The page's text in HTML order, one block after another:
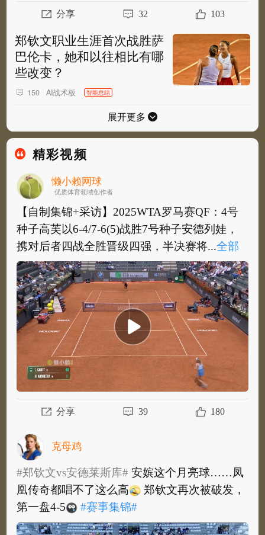
分享 32 103
郑钦文职业生涯首次战胜萨
巴伦卡，她和以往相比有哪
些改变？
150 AI战术板 智能总结
展开更多
精彩视频
懒小赖网球
优质体育领域创作者
【自制集锦+采访】2025WTA罗马赛QF：4号
种子高芙以6-4/7-6(5)战胜7号种子安德列娃，
携对后者四战全胜晋级四强，半决赛将...全部
【自制集锦+采访】2025WTA罗马赛QF：4号
种子高芙以6-4/7-6(5)战胜7号种子安德列娃，
携对后者四战全胜晋级四强，半决赛将对...全
部
分享 39 180
克母鸡
#郑钦文vs安德莱斯库# 安嫔这个月亮球……凤
凰传奇都唱不了这么高
郑钦文再次被破发，
第一盘4-5
#赛事集锦#
#郑钦文vs安德莱斯库#安嫔这个月亮球……凤